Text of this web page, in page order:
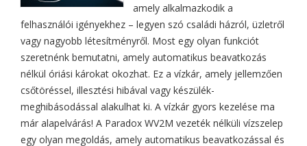
amely alkalmazkodik a
felhasználói igényekhez – legyen szó családi házról, üzletről
vagy nagyobb létesítményről. Most egy olyan funkciót
szeretnénk bemutatni, amely automatikus beavatkozás
nélkül óriási károkat okozhat. Ez a vízkár, amely jellemzően
csőtöréssel, illesztési hibával vagy készülék-
meghibásodással alakulhat ki. A vízkár gyors kezelése ma
már alapelvárás! A Paradox WV2M vezeték nélküli vízszelep
egy olyan megoldás, amely automatikus beavatkozással és